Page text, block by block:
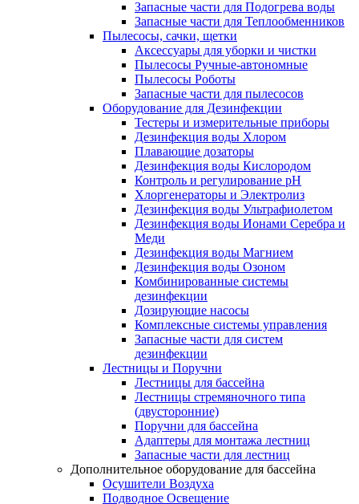
Запасные части для Подогрева воды
Запасные части для Теплообменников
Пылесосы, сачки, щетки
Аксессуары для уборки и чистки
Пылесосы Ручные-автономные
Пылесосы Роботы
Запасные части для пылесосов
Оборудование для Дезинфекции
Тестеры и измерительные приборы
Дезинфекция воды Хлором
Плавающие дозаторы
Дезинфекция воды Кислородом
Контроль и регулирование рН
Хлоргенераторы и Электролиз
Дезинфекция воды Ультрафиолетом
Дезинфекция воды Ионами Серебра и
Меди
Дезинфекция воды Магнием
Дезинфекция воды Озоном
Комбинированные системы
дезинфекции
Дозирующие насосы
Комплексные системы управления
Запасные части для систем
дезинфекции
Лестницы и Поручни
Лестницы для бассейна
Лестницы стремяночного типа
(двусторонние)
Поручни для бассейна
Адаптеры для монтажа лестниц
Запасные части для лестниц
Дополнительное оборудование для бассейна
Осушители Воздуха
Подводное Освещение